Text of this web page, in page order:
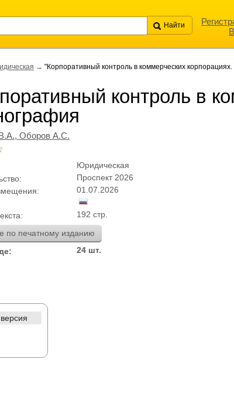
→ "Корпоративный контроль в коммерческих
контроль в
Оборов А.С.
Юридическая
Проспект 2026
01.07.2026
192 стр.
по печатному изданию
24 шт.